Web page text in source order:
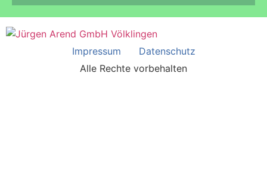
Impressum
Datenschutz
Alle Rechte vorbehalten